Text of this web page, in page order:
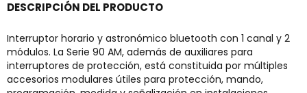
DESCRIPCIÓN DEL PRODUCTO
Interruptor horario y astronómico bluetooth con 1 canal y 2
módulos. La Serie 90 AM, además de auxiliares para
interruptores de protección, está constituida por múltiples
accesorios modulares útiles para protección, mando,